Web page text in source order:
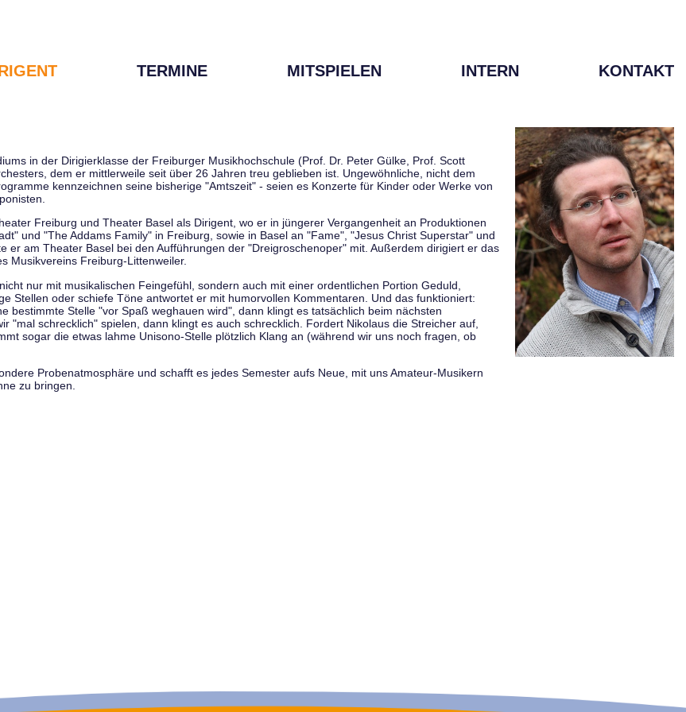
TERMINE MITSPIELEN INTERN KONTAKT
in der Dirigierklasse der Freiburger Musikhochschule (Prof. Dr. Peter Gülke, Prof. Scott
dem er mittlerweile seit über 26 Jahren treu geblieben ist. Ungewöhnliche, nicht dem
kennzeichnen seine bisherige "Amtszeit" - seien es Konzerte für Kinder oder Werke von
Freiburg und Theater Basel als Dirigent, wo er in jüngerer Vergangenheit an Produktionen
und "The Addams Family" in Freiburg, sowie in Basel an "Fame", "Jesus Christ Superstar" und
er am Theater Basel bei den Aufführungen der "Dreigroschenoper" mit. Außerdem dirigiert er das
Musikvereins Freiburg-Littenweiler.
nur mit musikalischen Feingefühl, sondern auch mit einer ordentlichen Portion Geduld,
Stellen oder schiefe Töne antwortet er mit humorvollen Kommentaren. Und das funktioniert:
bestimmte Stelle "vor Spaß weghauen wird", dann klingt es tatsächlich beim nächsten
"mal schrecklich" spielen, dann klingt es auch schrecklich. Fordert Nikolaus die Streicher auf,
sogar die etwas lahme Unisono-Stelle plötzlich Klang an (während wir uns noch fragen, ob
Probenatmosphäre und schafft es jedes Semester aufs Neue, mit uns Amateur-Musikern
zu bringen.